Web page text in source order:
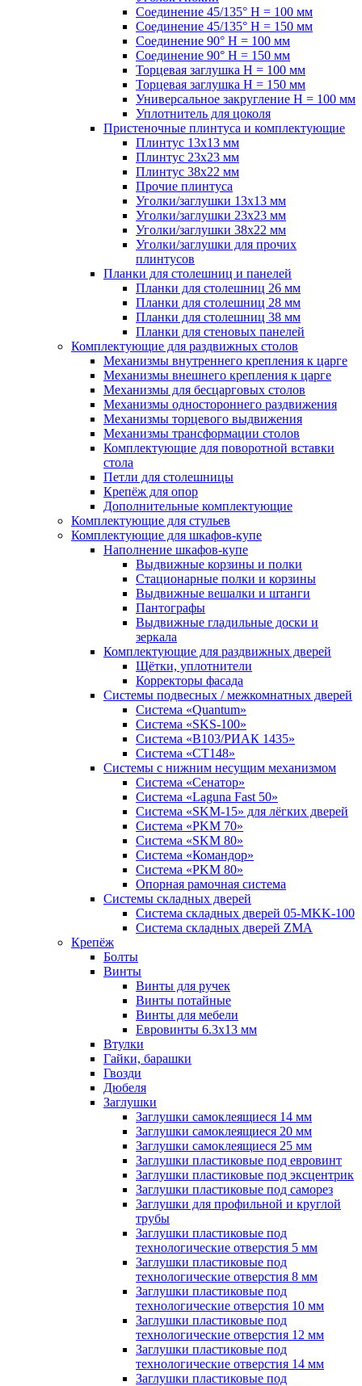
Соединение 45/135° H = 100 мм
Соединение 45/135° H = 150 мм
Соединение 90° H = 100 мм
Соединение 90° H = 150 мм
Торцевая заглушка H = 100 мм
Торцевая заглушка H = 150 мм
Универсальное закругление H = 100 мм
Уплотнитель для цоколя
Пристеночные плинтуса и комплектующие
Плинтус 13х13 мм
Плинтус 23х23 мм
Плинтус 38х22 мм
Прочие плинтуса
Уголки/заглушки 13х13 мм
Уголки/заглушки 23х23 мм
Уголки/заглушки 38х22 мм
Уголки/заглушки для прочих
плинтусов
Планки для столешниц и панелей
Планки для столешниц 26 мм
Планки для столешниц 28 мм
Планки для столешниц 38 мм
Планки для стеновых панелей
Комплектующие для раздвижных столов
Механизмы внутреннего крепления к царге
Механизмы внешнего крепления к царге
Механизмы для бесцарговых столов
Механизмы одностороннего раздвижения
Механизмы торцевого выдвижения
Механизмы трансформации столов
Комплектующие для поворотной вставки
стола
Петли для столешницы
Крепёж для опор
Дополнительные комплектующие
Комплектующие для стульев
Комплектующие для шкафов-купе
Наполнение шкафов-купе
Выдвижные корзины и полки
Стационарные полки и корзины
Выдвижные вешалки и штанги
Пантографы
Выдвижные гладильные доски и
зеркала
Комплектующие для раздвижных дверей
Щётки, уплотнители
Корректоры фасада
Системы подвесных / межкомнатных дверей
Система «Quantum»
Система «SKS-100»
Система «B103/РИАК 1435»
Система «СТ148»
Системы с нижним несущим механизмом
Система «Сенатор»
Система «Laguna Fast 50»
Система «SKM-15» для лёгких дверей
Система «PKM 70»
Система «SKM 80»
Система «Командор»
Система «PKM 80»
Опорная рамочная система
Системы складных дверей
Система складных дверей 05-MKK-100
Система складных дверей ZMA
Крепёж
Болты
Винты
Винты для ручек
Винты потайные
Винты для мебели
Евровинты 6.3х13 мм
Втулки
Гайки, барашки
Гвозди
Дюбеля
Заглушки
Заглушки самоклеящиеся 14 мм
Заглушки самоклеящиеся 20 мм
Заглушки самоклеящиеся 25 мм
Заглушки пластиковые под евровинт
Заглушки пластиковые под эксцентрик
Заглушки пластиковые под саморез
Заглушки для профильной и круглой
трубы
Заглушки пластиковые под
технологические отверстия 5 мм
Заглушки пластиковые под
технологические отверстия 8 мм
Заглушки пластиковые под
технологические отверстия 10 мм
Заглушки пластиковые под
технологические отверстия 12 мм
Заглушки пластиковые под
технологические отверстия 14 мм
Заглушки пластиковые под